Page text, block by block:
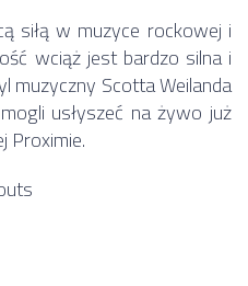
siłą w muzyce rockowej i
wciąż jest bardzo silna i
muzyczny Scotta Weilanda
usłyszeć na żywo już
Proximie.